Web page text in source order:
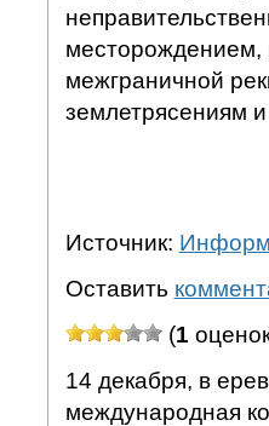
месторождением,
межграничной
землетрясениям
Источник:
Оставить
(1
14 декабря, в
международная